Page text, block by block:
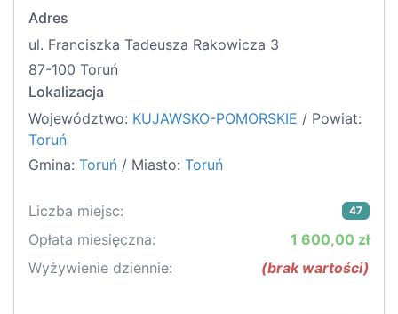
Adres
ul. Franciszka Tadeusza Rakowicza 3
87-100 Toruń
Lokalizacja
Województwo: KUJAWSKO-POMORSKIE / Powiat:
Toruń
Gmina: Toruń / Miasto: Toruń
Liczba miejsc: 47
Opłata miesięczna:
1 600,00 zł
Wyżywienie dziennie:
(brak wartości)